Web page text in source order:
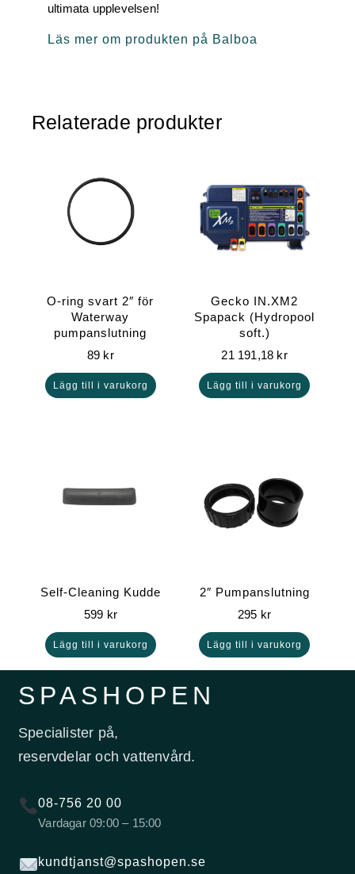
ultimata upplevelsen!
Läs mer om produkten på Balboa
Relaterade produkter
O-ring svart 2″ för
Waterway
pumpanslutning
89 kr
Lägg till i varukorg
Gecko IN.XM2
Spapack (Hydropool
soft.)
21 191,18 kr
Lägg till i varukorg
Self-Cleaning Kudde
599 kr
Lägg till i varukorg
2″ Pumpanslutning
295 kr
Lägg till i varukorg
SPASHOPEN
Specialister på,
reservdelar och vattenvård.
08-756 20 00
Vardagar 09:00 – 15:00
kundtjanst@spashopen.se